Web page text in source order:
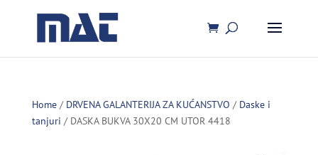
Home/ DRVENA GALANTERIJA ZA KUĆANSTVO / Daske i
tanjuri / DASKA BUKVA 30X20 CM UTOR 4418